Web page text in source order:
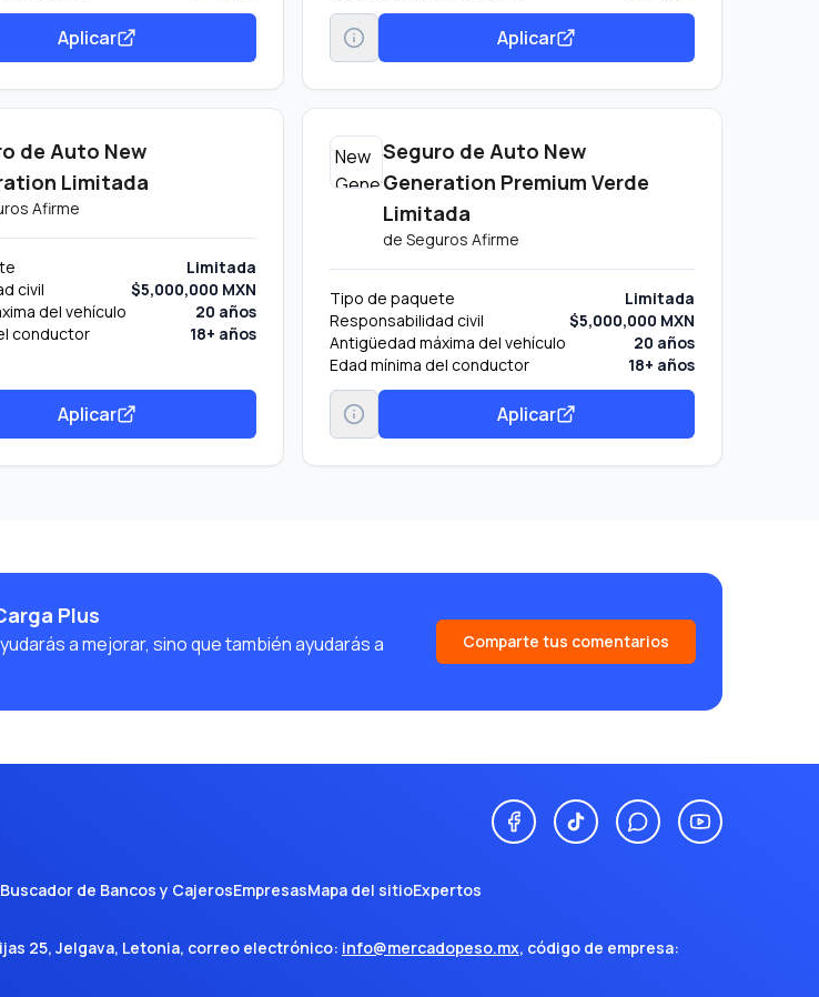
Aplicar Aplicar
de Auto New
Limitada
Afirme
Limitada
civil
$5,000,000 MXN
del vehículo
20 años
conductor
18+ años
Aplicar
Seguro de Auto New
Generation Premium Verde
Limitada
de Seguros Afirme
Tipo de paquete
Limitada
Responsabilidad civil
$5,000,000 MXN
Antigüedad máxima del vehículo
20 años
Edad mínima del conductor
18+ años
Aplicar
Plus
a mejorar, sino que también ayudarás a
Comparte tus comentarios
Buscador de Bancos y CajerosEmpresasMapa del sitioExpertos
25, Jelgava, Letonia, correo electrónico: info@mercadopeso.mx, código de empresa: